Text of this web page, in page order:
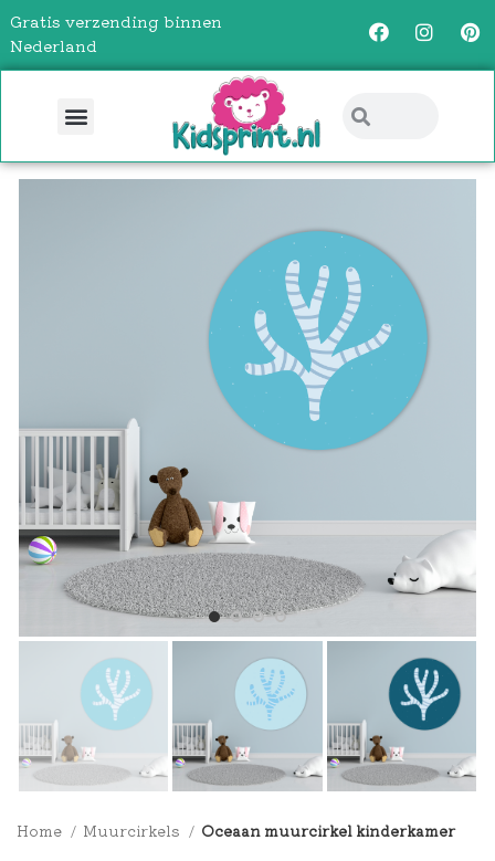
Gratis verzending binnen
Nederland
Home Muurcirkels Oceaan muurcirkel kinderkamer